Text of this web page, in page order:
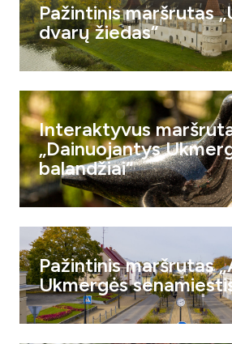
Pažintinis maršrutas
dvarų žiedas“
Interaktyvus
„Dainuojantys
balandžiai“
Pažintinis maršrutas
Ukmergės